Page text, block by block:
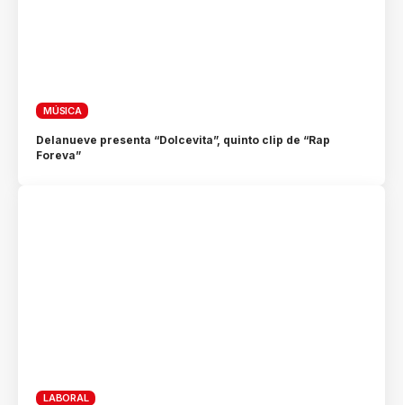
MÚSICA
Delanueve presenta “Dolcevita”, quinto clip de “Rap
Foreva”
LABORAL